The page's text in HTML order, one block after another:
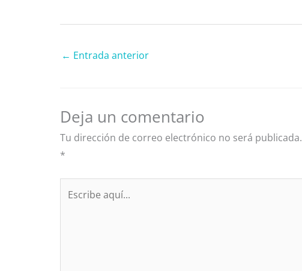
← Entrada anterior
Deja un comentario
Tu dirección de correo electrónico no será publicada.
*